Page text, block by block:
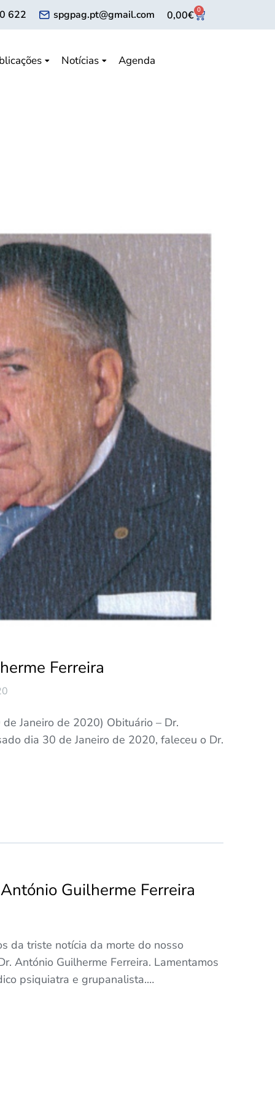
622 spgpag.pt@gmail.com 0,00€ 0
Notícias Agenda
Ferreira
Janeiro de 2020) Obituário – Dr.
dia 30 de Janeiro de 2020, faleceu o Dr.
Guilherme Ferreira
da triste notícia da morte do nosso
António Guilherme Ferreira. Lamentamos
psiquiatra e grupanalista.…